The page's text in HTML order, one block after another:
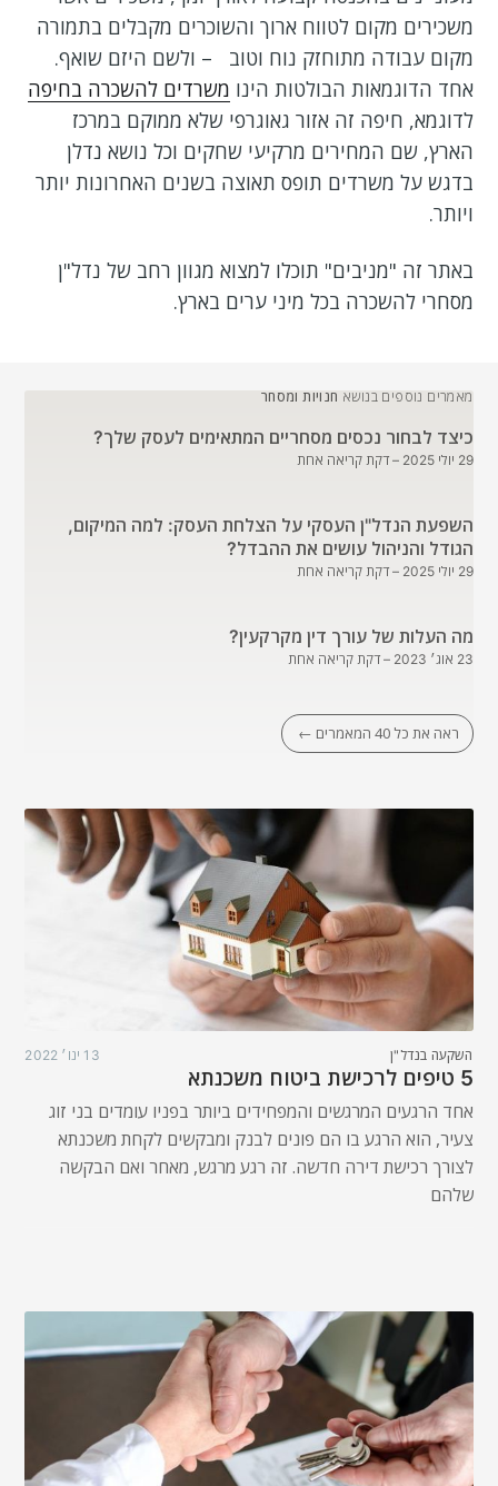
משכירים מקום לטווח ארוך והשוכרים מקבלים בתמורה
מקום עבודה מתוחזק נוח וטוב – ולשם היזם שואף.
אחד הדוגמאות הבולטות הינו משרדים להשכרה בחיפה
לדוגמא, חיפה זה אזור גאוגרפי שלא ממוקם במרכז
הארץ, שם המחירים מרקיעי שחקים וכל נושא נדלן
בדגש על משרדים תופס תאוצה בשנים האחרונות יותר
ויותר.
באתר זה "מניבים" תוכלו למצוא מגוון רחב של נדל"ן
מסחרי להשכרה בכל מיני ערים בארץ.
מאמרים נוספים בנושא חנויות ומסחר
כיצד לבחור נכסים מסחריים המתאימים לעסק שלך?
29 יולי 2025 – דקת קריאה אחת
השפעת הנדל"ן העסקי על הצלחת העסק: למה המיקום,
הגודל והניהול עושים את ההבדל?
29 יולי 2025 – דקת קריאה אחת
מה העלות של עורך דין מקרקעין?
23 אוג׳ 2023 – דקת קריאה אחת
ראה את כל 40 המאמרים ←
השקעה בנדל"ן 13 ינו׳ 2022
5 טיפים לרכישת ביטוח משכנתא
אחד הרגעים המרגשים והמפחידים ביותר בפניו עומדים בני זוג
צעיר, הוא הרגע בו הם פונים לבנק ומבקשים לקחת משכנתא
לצורך רכישת דירה חדשה. זה רגע מרגש, מאחר ואם הבקשה
שלהם